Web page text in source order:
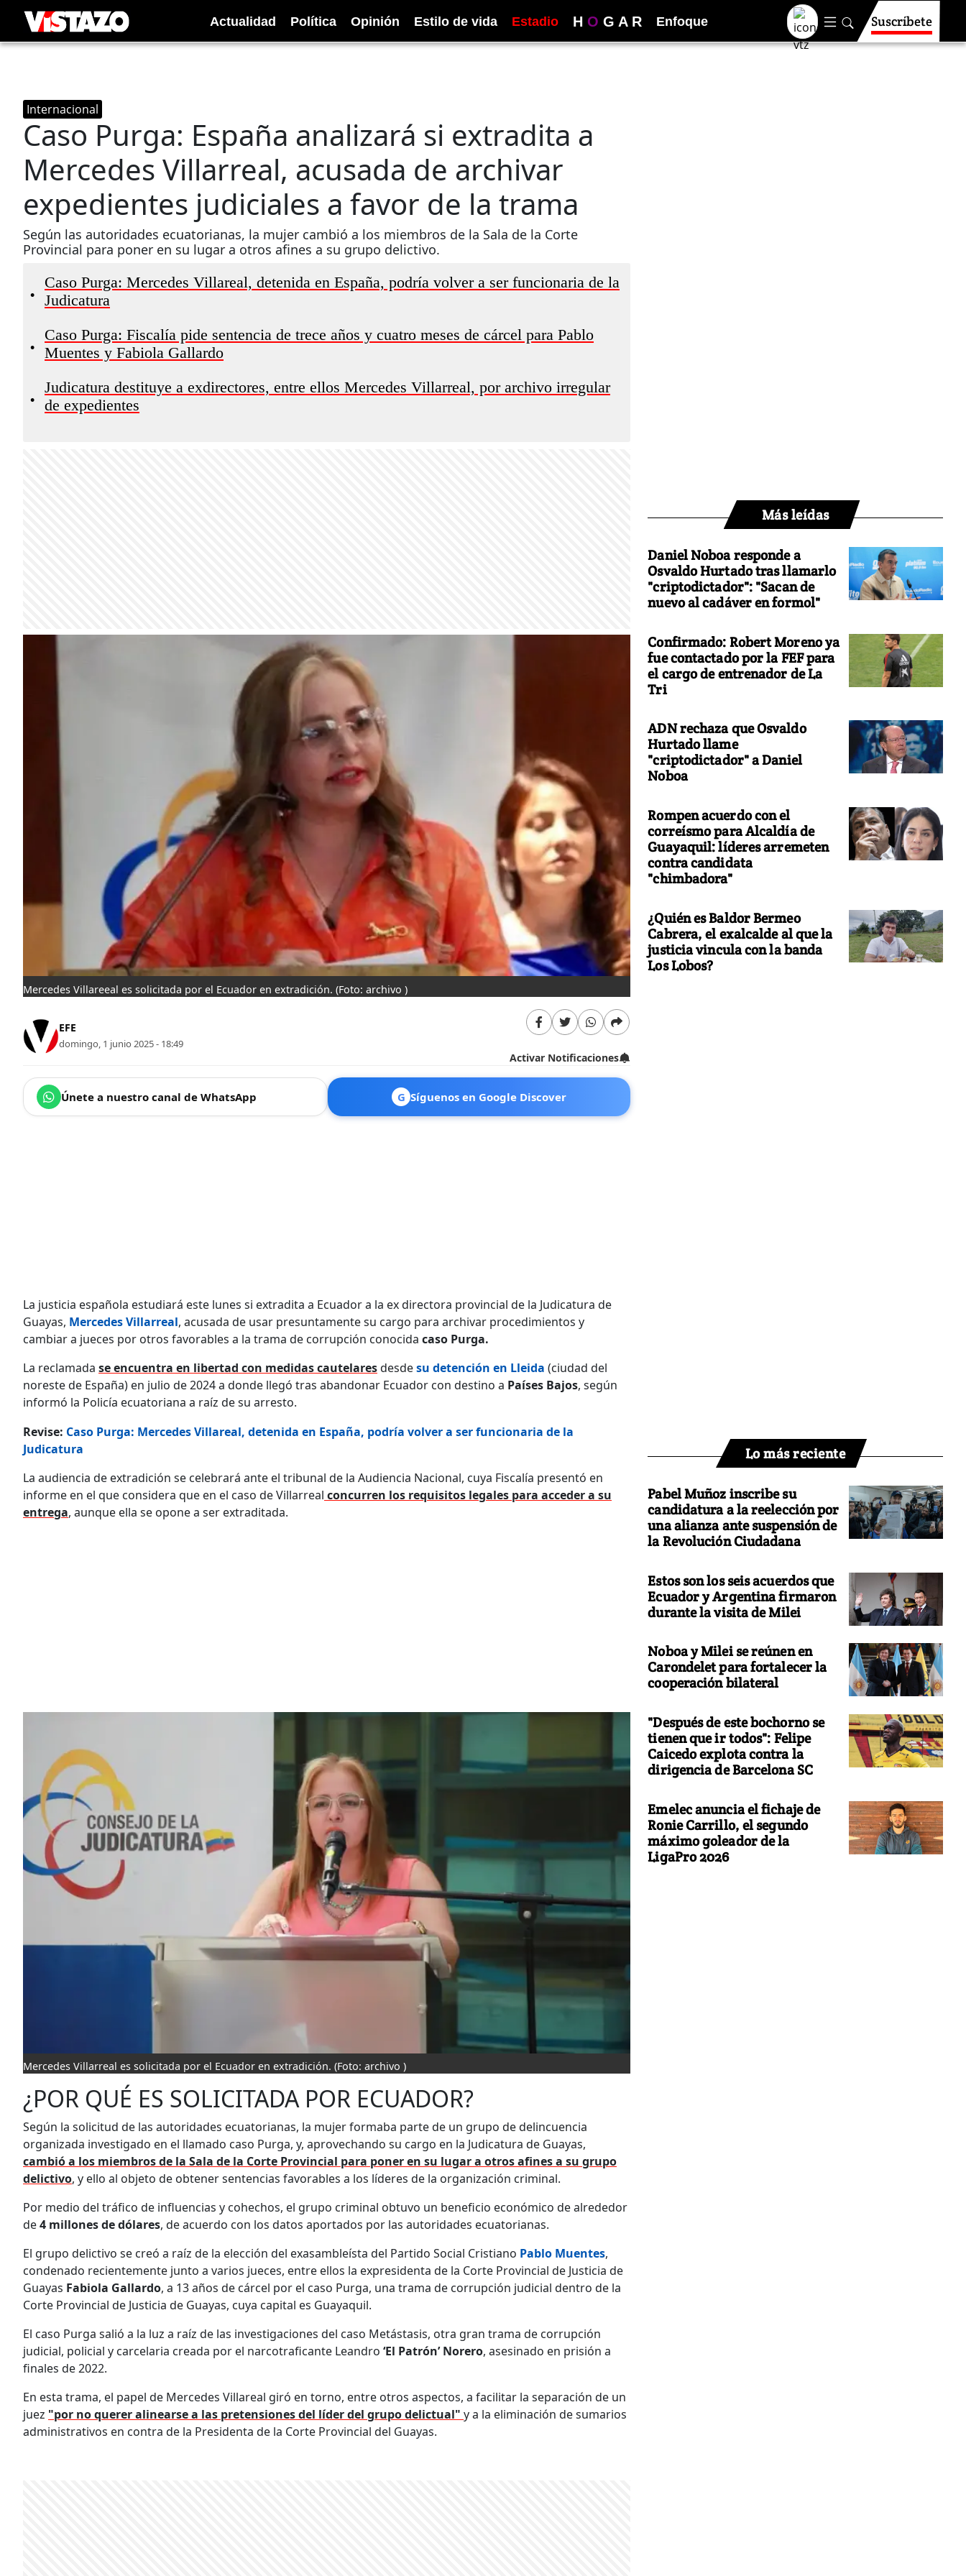
Actualidad Política Opinión Estilo de vida Estadio H O G A R Enfoque Suscríbete
Internacional
Caso Purga: España analizará si extradita a
Mercedes Villarreal, acusada de archivar
expedientes judiciales a favor de la trama
Según las autoridades ecuatorianas, la mujer cambió a los miembros de la Sala de la Corte
Provincial para poner en su lugar a otros afines a su grupo delictivo.
•
Caso Purga: Mercedes Villareal, detenida en España, podría volver a ser funcionaria de la
Judicatura
•
Caso Purga: Fiscalía pide sentencia de trece años y cuatro meses de cárcel para Pablo
Muentes y Fabiola Gallardo
•
Judicatura destituye a exdirectores, entre ellos Mercedes Villarreal, por archivo irregular
de expedientes
Mercedes Villareeal es solicitada por el Ecuador en extradición. (Foto: archivo )
EFE
domingo, 1 junio 2025 - 18:49
Activar Notificaciones
Únete a nuestro canal de WhatsApp G Síguenos en Google Discover
La justicia española estudiará este lunes si extradita a Ecuador a la ex directora provincial de la Judicatura de
Guayas, Mercedes Villarreal, acusada de usar presuntamente su cargo para archivar procedimientos y
cambiar a jueces por otros favorables a la trama de corrupción conocida caso Purga.
La reclamada se encuentra en libertad con medidas cautelaresdesdesu detención en Lleida (ciudad del
noreste de España) en julio de 2024 a donde llegó tras abandonar Ecuador con destino a Países Bajos, según
informó la Policía ecuatoriana a raíz de su arresto.
Revise: Caso Purga: Mercedes Villareal, detenida en España, podría volver a ser funcionaria de la
Judicatura
La audiencia de extradición se celebrará ante el tribunal de la Audiencia Nacional, cuya Fiscalía presentó en
informe en el que considera que en el caso de Villarreal concurren los requisitos legales para acceder a su
entrega, aunque ella se opone a ser extraditada.
Mercedes Villarreal es solicitada por el Ecuador en extradición. (Foto: archivo )
¿POR QUÉ ES SOLICITADA POR ECUADOR?
Según la solicitud de las autoridades ecuatorianas, la mujer formaba parte de un grupo de delincuencia
organizada investigado en el llamado caso Purga, y, aprovechando su cargo en la Judicatura de Guayas,
cambió a los miembros de la Sala de la Corte Provincial para poner en su lugar a otros afines a su grupo
delictivo, y ello al objeto de obtener sentencias favorables a los líderes de la organización criminal.
Por medio del tráfico de influencias y cohechos, el grupo criminal obtuvo un beneficio económico de alrededor
de4 millones de dólares, de acuerdo con los datos aportados por las autoridades ecuatorianas.
El grupo delictivo se creó a raíz de la elección del exasambleísta del Partido Social Cristiano Pablo Muentes,
condenado recientemente junto a varios jueces, entre ellos la expresidenta de la Corte Provincial de Justicia de
Guayas Fabiola Gallardo, a 13 años de cárcel por el caso Purga, una trama de corrupción judicial dentro de la
Corte Provincial de Justicia de Guayas, cuya capital es Guayaquil.
El caso Purga salió a la luz a raíz de las investigaciones del caso Metástasis, otra gran trama de corrupción
judicial, policial y carcelaria creada por el narcotraficante Leandro ‘El Patrón’ Norero, asesinado en prisión a
finales de 2022.
En esta trama, el papel de Mercedes Villareal giró en torno, entre otros aspectos, a facilitar la separación de un
juez "por no querer alinearse a las pretensiones del líder del grupo delictual" y a la eliminación de sumarios
administrativos en contra de la Presidenta de la Corte Provincial del Guayas.
Más leídas
Daniel Noboa responde a
Osvaldo Hurtado tras llamarlo
"criptodictador": "Sacan de
nuevo al cadáver en formol"
Confirmado: Robert Moreno ya
fue contactado por la FEF para
el cargo de entrenador de La
Tri
ADN rechaza que Osvaldo
Hurtado llame
"criptodictador" a Daniel
Noboa
Rompen acuerdo con el
correísmo para Alcaldía de
Guayaquil: líderes arremeten
contra candidata
"chimbadora"
¿Quién es Baldor Bermeo
Cabrera, el exalcalde al que la
justicia vincula con la banda
Los Lobos?
Lo más reciente
Pabel Muñoz inscribe su
candidatura a la reelección por
una alianza ante suspensión de
la Revolución Ciudadana
Estos son los seis acuerdos que
Ecuador y Argentina firmaron
durante la visita de Milei
Noboa y Milei se reúnen en
Carondelet para fortalecer la
cooperación bilateral
"Después de este bochorno se
tienen que ir todos": Felipe
Caicedo explota contra la
dirigencia de Barcelona SC
Emelec anuncia el fichaje de
Ronie Carrillo, el segundo
máximo goleador de la
LigaPro 2026